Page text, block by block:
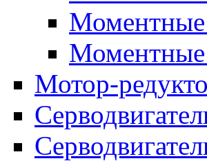
Моментные
Моментные
Мотор-